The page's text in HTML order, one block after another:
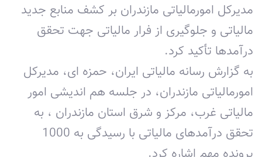
مدیرکل امورمالیاتی مازندران بر کشف منابع جدید
مالیاتی و جلوگیری از فرار مالیاتی جهت تحقق
درآمدها تأکید کرد.
به گزارش رسانه مالیاتی ایران، حمزه ای، مدیرکل
امورمالیاتی مازندران، در جلسه هم اندیشی امور
مالیاتی غرب، مرکز و شرق استان مازندران ، به
تحقق درآمدهای مالیاتی با رسیدگی به 1000